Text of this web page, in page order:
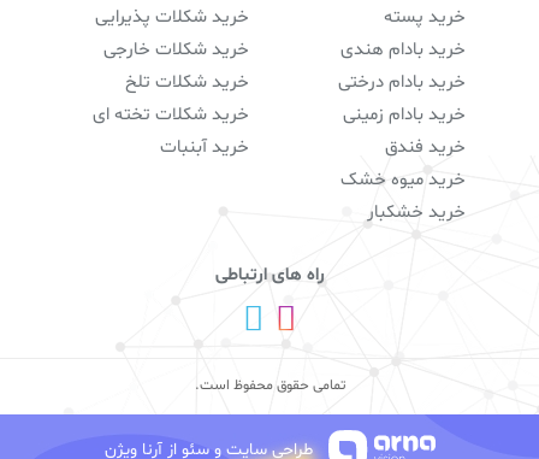
خرید پسته
خرید بادام هندی
خرید بادام درختی
خرید بادام زمینی
خرید فندق
خرید میوه خشک
خرید خشکبار
خرید شکلات پذیرایی
خرید شکلات خارجی
خرید شکلات تلخ
خرید شکلات تخته‌ ای
خرید آبنبات
راه های ارتباطی
تمامی حقوق محفوظ است.
طراحی سایت و سئو از آرنا ویژن